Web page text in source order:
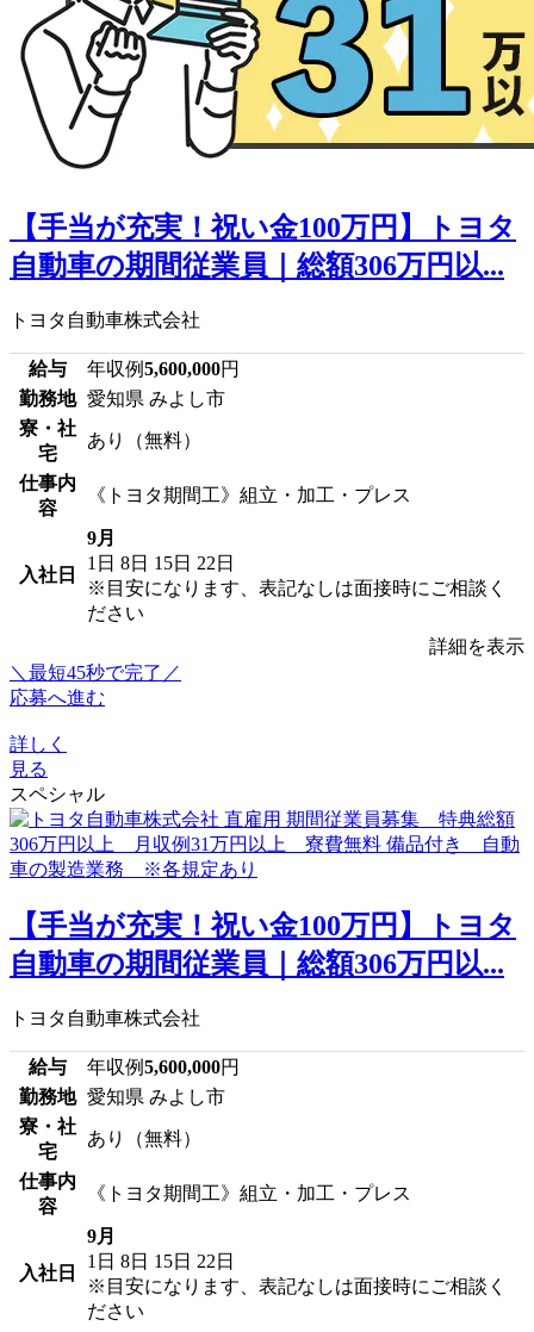
【手当が充実！祝い金100万円】トヨタ
自動車の期間従業員｜総額306万円以...
トヨタ自動車株式会社
給与 年収例5,600,000円
勤務地 愛知県 みよし市
寮・社
宅
あり（無料）
仕事内
容
《トヨタ期間工》組立・加工・プレス
入社日
9月
1日 8日 15日 22日
※目安になります、表記なしは面接時にご相談く
ださい
詳細を表示
＼最短45秒で完了／
応募へ進む
詳しく
見る
スペシャル
【手当が充実！祝い金100万円】トヨタ
自動車の期間従業員｜総額306万円以...
トヨタ自動車株式会社
給与 年収例5,600,000円
勤務地 愛知県 みよし市
寮・社
宅
あり（無料）
仕事内
容
《トヨタ期間工》組立・加工・プレス
入社日
9月
1日 8日 15日 22日
※目安になります、表記なしは面接時にご相談く
ださい